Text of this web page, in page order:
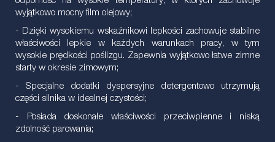
wyjątkowo mocny film olejowy;
- Dzięki wysokiemu wskaźnikowi lepkości zachowuje stabilne
właściwości lepkie w każdych warunkach pracy, w tym
wysokie prędkości poślizgu. Zapewnia wyjątkowo łatwe zimne
starty w okresie zimowym;
- Specjalne dodatki dyspersyjne detergentowo utrzymują
części silnika w idealnej czystości;
- Posiada doskonałe właściwości przeciwpienne i niską
zdolność parowania;